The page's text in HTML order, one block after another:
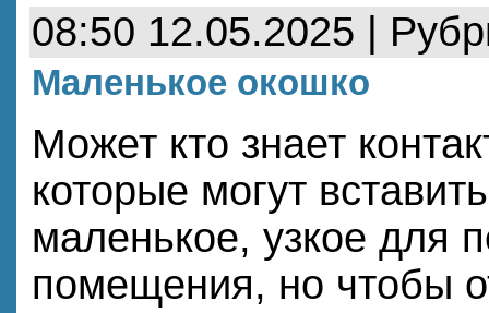
08:50 12.05.2025 |
Маленькое окошко
Может кто знает
которые могут
маленькое, узкое для
помещения, но чтобы